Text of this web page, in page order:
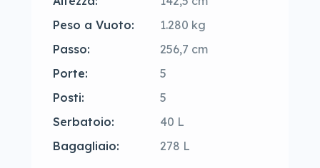
Peso a Vuoto:
1.280 kg
Passo:
256,7 cm
Porte:
5
Posti:
5
Serbatoio:
40 L
Bagagliaio:
278 L